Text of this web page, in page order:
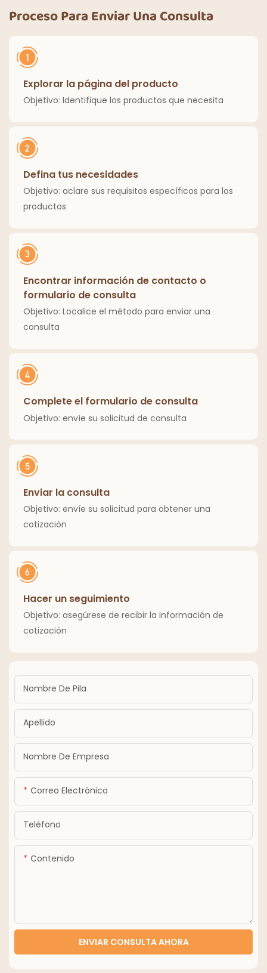
el hogar.
decoración clásica
de cuadros para
Proceso Para Enviar Una Consulta
Explorar la página del producto
Objetivo: Identifique los productos que necesita
Defina tus necesidades
Objetivo: aclare sus requisitos específicos para los
productos
Encontrar información de contacto o
formulario de consulta
Objetivo: Localice el método para enviar una
consulta
Complete el formulario de consulta
Objetivo: envíe su solicitud de consulta
Enviar la consulta
Objetivo: envíe su solicitud para obtener una
cotización
Hacer un seguimiento
Objetivo: asegúrese de recibir la información de
cotización
Nombre De Pila
Apellido
Nombre De Empresa
Correo Electrónico
Teléfono
Contenido
ENVIAR CONSULTA AHORA